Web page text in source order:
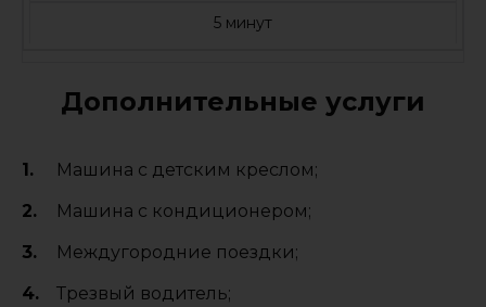
5 минут
Дополнительные услуги
Машина с детским креслом;
Машина с кондиционером;
Междугородние поездки;
Трезвый водитель;